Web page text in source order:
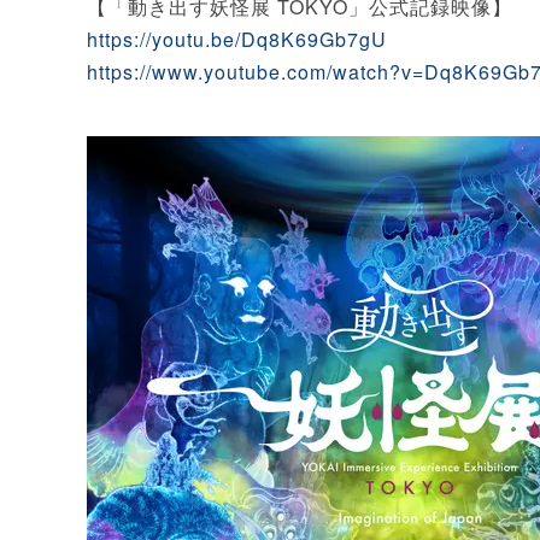
【「動き出す妖怪展 TOKYO」公式記録映像】
https://youtu.be/Dq8K69Gb7gU
https://www.youtube.com/